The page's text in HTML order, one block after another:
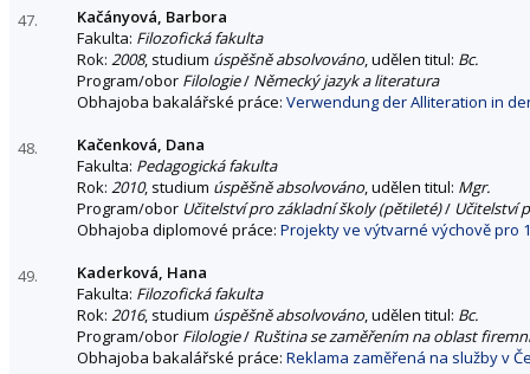
47.
Kačányová, Barbora
Fakulta: Filozofická fakulta
Rok: 2008, studium úspěšně absolvováno, udělen titul: Bc.
Program/obor Filologie/ Německý jazyk a literatura
Obhajoba bakalářské práce: Verwendung der Alliteration in
48.
Kačenková, Dana
Fakulta: Pedagogická fakulta
Rok: 2010, studium úspěšně absolvováno, udělen titul: Mgr.
Program/obor Učitelství pro základní školy (pětileté)/ Učitelství
Obhajoba diplomové práce: Projekty ve výtvarné výchově pro
49.
Kaderková, Hana
Fakulta: Filozofická fakulta
Rok: 2016, studium úspěšně absolvováno, udělen titul: Bc.
Program/obor Filologie/ Ruština se zaměřením na oblast
Obhajoba bakalářské práce: Reklama zaměřená na služby v